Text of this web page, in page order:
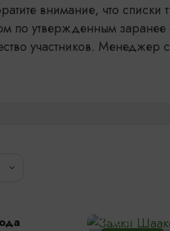
внимание, что
по утвержденным
участников. Менеджер
10:00